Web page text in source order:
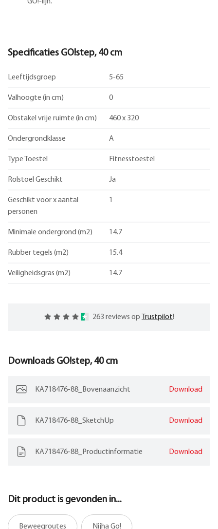
Specificaties GO!step, 40 cm
Leeftijdsgroep 5-65
Valhoogte (in cm) 0
Obstakel vrije ruimte (in cm) 460 x 320
Ondergrondklasse A
Type Toestel Fitnesstoestel
Rolstoel Geschikt Ja
Geschikt voor x aantal
personen
1
Minimale ondergrond (m2) 14.7
Rubber tegels (m2) 15.4
Veiligheidsgras (m2) 14.7
263 reviews op Trustpilot!
Downloads GO!step, 40 cm
KA718476-88_Bovenaanzicht Download
KA718476-88_SketchUp Download
KA718476-88_Productinformatie Download
Dit product is gevonden in...
Beweegroutes Nijha Go!